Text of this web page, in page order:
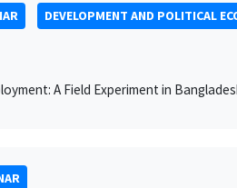
DEVELOPMENT AND POLITICAL
A Field Experiment in